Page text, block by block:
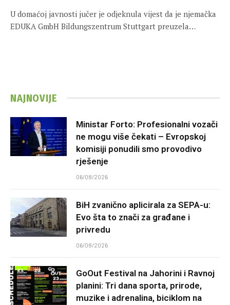
U domaćoj javnosti jučer je odjeknula vijest da je njemačka
EDUKA GmbH Bildungszentrum Stuttgart preuzela…
NAJNOVIJE
Ministar Forto: Profesionalni vozači
ne mogu više čekati – Evropskoj
komisiji ponudili smo provodivo
rješenje
06/08/2026
BiH zvanično aplicirala za SEPA-u:
Evo šta to znači za građane i
privredu
06/08/2026
GoOut Festival na Jahorini i Ravnoj
planini: Tri dana sporta, prirode,
muzike i adrenalina, biciklom na